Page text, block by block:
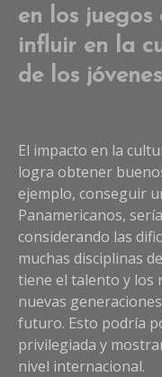
en los juegos
influir en la
de los
El impacto en la
logra obtener
ejemplo, conseguir
Panamericanos,
considerando las
muchas disciplinas
tiene el talento y los
nuevas
futuro. Esto podría
privilegiada y
nivel internacional.